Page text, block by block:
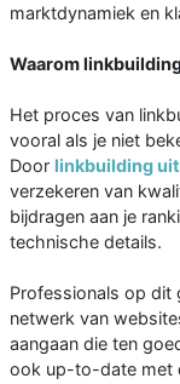
marktdynamiek en
Waarom
Het proces van
vooral als je niet
Door linkbuilding
verzekeren van
bijdragen aan je
technische details.
Professionals op dit
netwerk van
aangaan die ten
ook up-to-date met